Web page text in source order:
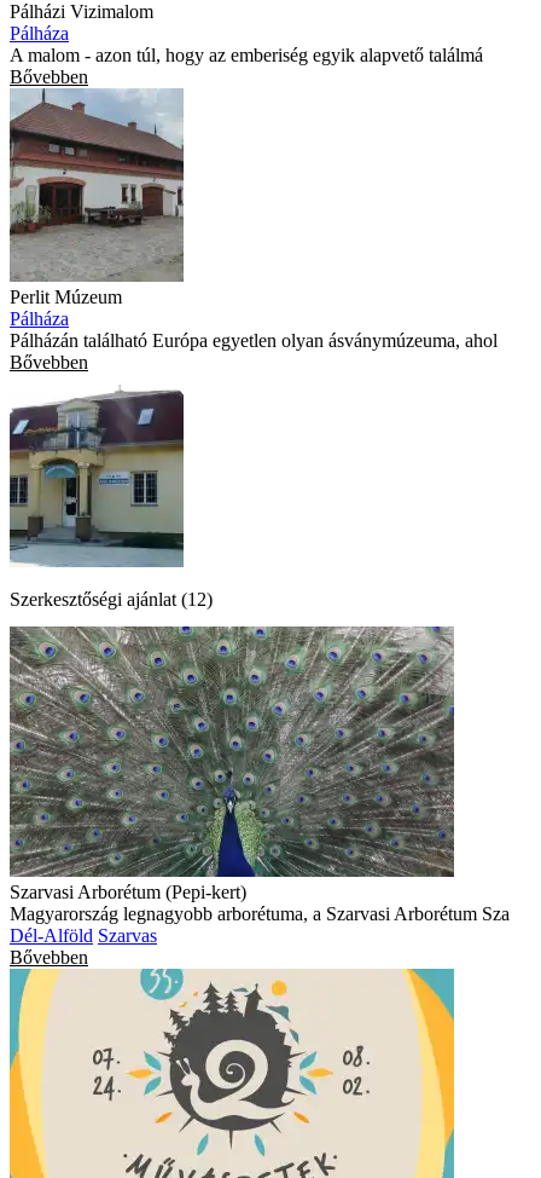
Pálházi Vizimalom
Pálháza
A malom - azon túl, hogy az emberiség egyik alapvető találmá
Bővebben
Perlit Múzeum
Pálháza
Pálházán található Európa egyetlen olyan ásványmúzeuma, ahol
Bővebben
Szerkesztőségi ajánlat (12)
Szarvasi Arborétum (Pepi-kert)
Magyarország legnagyobb arborétuma, a Szarvasi Arborétum Sza
Dél-Alföld Szarvas
Bővebben